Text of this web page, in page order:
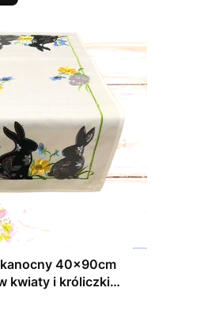
40x90cm
i króliczki
na białym tle (1)